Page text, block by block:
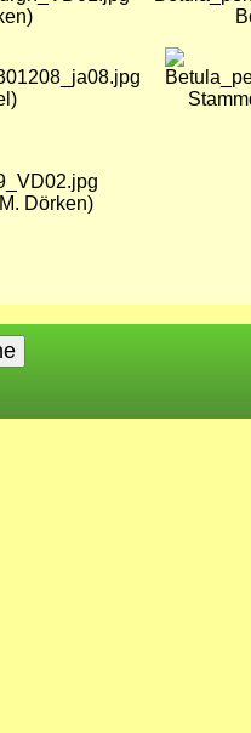
Bild
Dörken)